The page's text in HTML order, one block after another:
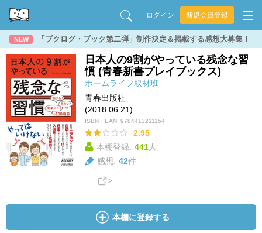
ログイン 新規会員登録
NEW 「ブクログ・ブック第二弾」制作決定＆掲載する感想大募集！
日本人の9割がやっている残念な習
慣 (青春新書プレイブックス)
ホームライフ取材班
青春出版社
(2018.06.21)
ISBN・EAN: 9784413211154
2.95
本棚登録: 441人
感想: 42件
本棚に登録する